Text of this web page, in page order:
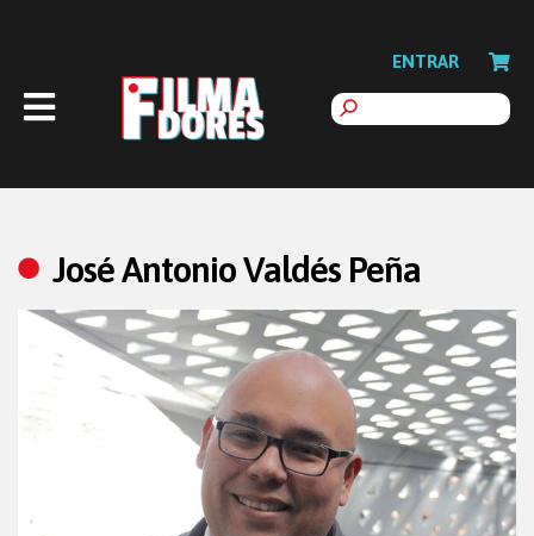
ENTRAR
José Antonio Valdés Peña